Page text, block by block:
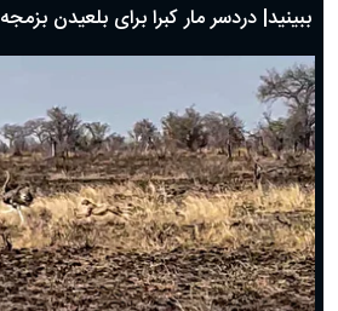
ببینید| دردسر مار کبرا برای بلعیدن بزمجه